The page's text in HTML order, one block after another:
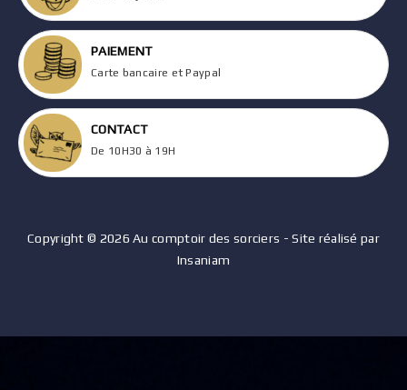
PAIEMENT
Carte bancaire et Paypal
CONTACT
De 10H30 à 19H
Copyright © 2026 Au comptoir des sorciers - Site réalisé par
Insaniam